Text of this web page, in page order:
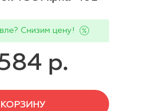
Снизим цену!
р.
КОРЗИНУ